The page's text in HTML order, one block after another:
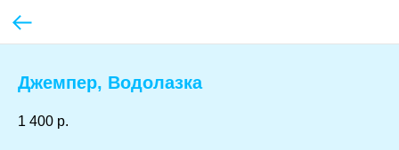
Джемпер, Водолазка
1 400 р.